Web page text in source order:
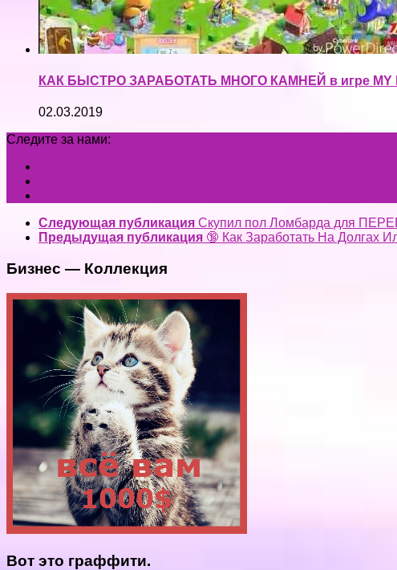
КАК БЫСТРО ЗАРАБОТАТЬ МНОГО КАМНЕЙ в игре MY
02.03.2019
Следите за нами:
Следующая публикация Скупил пол Ломбарда для
Предыдущая публикация 🔞 Как Заработать На Долгах
Бизнес — Коллекция
Вот это граффити.